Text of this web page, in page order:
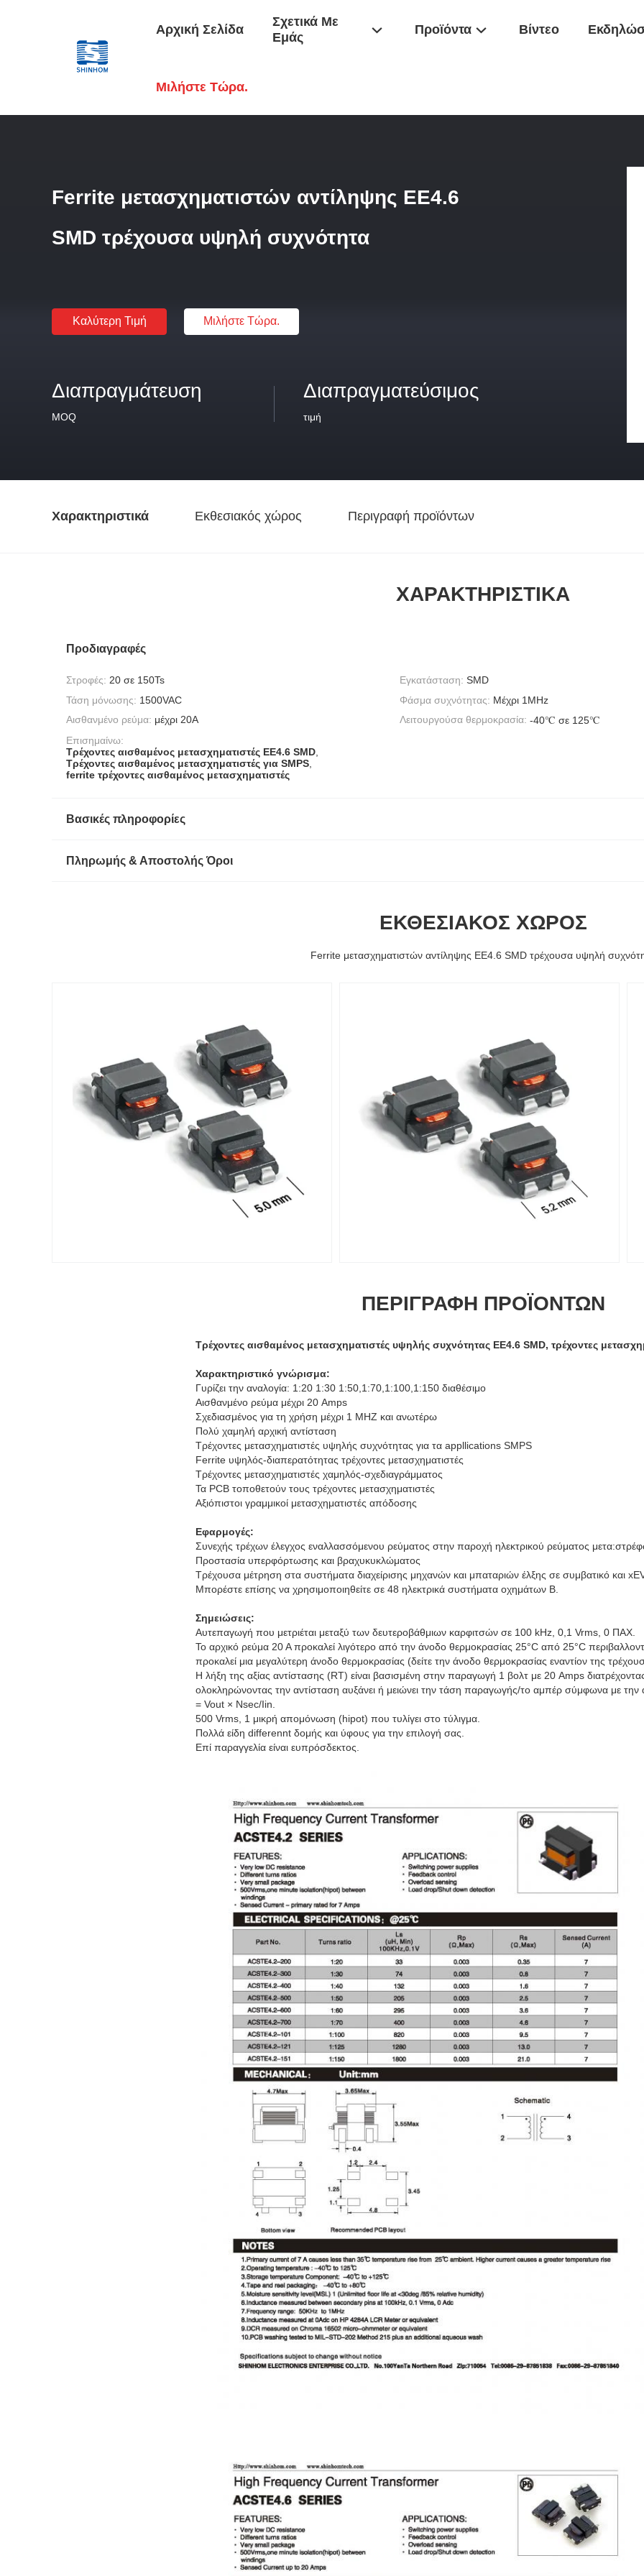
Αρχική Σελίδα
Σχετικά Με
Εμάς
Προϊόντα Βίντεο
Μιλήστε Τώρα.
Ferrite μετασχηματιστών αντίληψης EE4.6
SMD τρέχουσα υψηλή συχνότητα
Καλύτερη Τιμή Μιλήστε Τώρα.
Διαπραγμάτευση
MOQ
Διαπραγματεύσιμος
τιμή
Χαρακτηριστικά Εκθεσιακός χώρος Περιγραφή προϊόντων
ΧΑΡΑΚΤΗΡΙΣΤΙΚΆ
Προδιαγραφές
Στροφές: 20 σε 150Ts Εγκατάσταση: SMD
Τάση μόνωσης: 1500VAC Φάσμα συχνότητας: Μέχρι 1MHz
Αισθανμένο ρεύμα: μέχρι 20A Λειτουργούσα θερμοκρασία: -40℃ σε 125℃
Επισημαίνω:
Τρέχοντες αισθαμένος μετασχηματιστές EE4.6 SMD
Τρέχοντες αισθαμένος μετασχηματιστές για SMPS
ferrite τρέχοντες αισθαμένος μετασχηματιστές
Βασικές πληροφορίες
Πληρωμής & Αποστολής Όροι
ΕΚΘΕΣΙΑΚΌΣ ΧΏΡΟΣ
Ferrite μετασχηματιστών αντίληψης EE4.6 SMD τρέχουσα υψηλή
ΠΕΡΙΓΡΑΦΉ ΠΡΟΪΌΝΤΩΝ
Τρέχοντες αισθαμένος μετασχηματιστές υψηλής συχνότητας EE4.6 SMD, τρέχοντες
Χαρακτηριστικό γνώρισμα:
Γυρίζει την αναλογία: 1:20 1:30 1:50,1:70,1:100,1:150 διαθέσιμο
Αισθανμένο ρεύμα μέχρι 20 Amps
Σχεδιασμένος για τη χρήση μέχρι 1 MHZ και ανωτέρω
Πολύ χαμηλή αρχική αντίσταση
Τρέχοντες μετασχηματιστές υψηλής συχνότητας για τα appllications SMPS
Ferrite υψηλός-διαπερατότητας τρέχοντες μετασχηματιστές
Τρέχοντες μετασχηματιστές χαμηλός-σχεδιαγράμματος
Τα PCB τοποθετούν τους τρέχοντες μετασχηματιστές
Αξιόπιστοι γραμμικοί μετασχηματιστές απόδοσης
Εφαρμογές:
Συνεχής τρέχων έλεγχος εναλλασσόμενου ρεύματος στην παροχή ηλεκτρικού ρεύματος
Προστασία υπερφόρτωσης και βραχυκυκλώματος
Τρέχουσα μέτρηση στα συστήματα διαχείρισης μηχανών και μπαταριών έλξης σε συμβατικό και
Μπορέστε επίσης να χρησιμοποιηθείτε σε 48 ηλεκτρικά συστήματα οχημάτων Β.
Σημειώσεις:
Αυτεπαγωγή που μετριέται μεταξύ των δευτεροβάθμιων καρφιτσών σε 100 kHz, 0,1 Vrms, 0 ΠΑΧ.
Το αρχικό ρεύμα 20 Α προκαλεί λιγότερο από την άνοδο θερμοκρασίας 25°C από 25°C
προκαλεί μια μεγαλύτερη άνοδο θερμοκρασίας (δείτε την άνοδο θερμοκρασίας εναντίον της
Η λήξη της αξίας αντίστασης (RT) είναι βασισμένη στην παραγωγή 1 βολτ με 20 Amps
ολοκληρώνοντας την αντίσταση αυξάνει ή μειώνει την τάση παραγωγής/το αμπέρ σύμφωνα με
= Vout × Nsec/Iin.
500 Vrms, 1 μικρή απομόνωση (hipot) που τυλίγει στο τύλιγμα.
Πολλά είδη differennt δομής και ύφους για την επιλογή σας.
Επί παραγγελία είναι ευπρόσδεκτος.